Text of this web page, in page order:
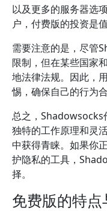
以及更多的服务器选
户，付费版的投资是值
需要注意的是，尽管
限制，但在某些国家
地法律法规。因此，
惕，确保自己的行为合
总之，Shadowsocks
独特的工作原理和灵
中获得青睐。如果你
护隐私的工具，
择。
免费版的特点